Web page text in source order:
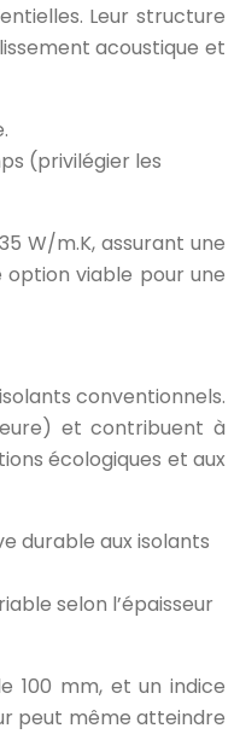
Leur structure
acoustique et
(privilégier les
W/m.K, assurant une
option viable pour une
conventionnels.
et contribuent à
écologiques et aux
durable aux isolants
selon l’épaisseur
100 mm, et un indice
peut même atteindre